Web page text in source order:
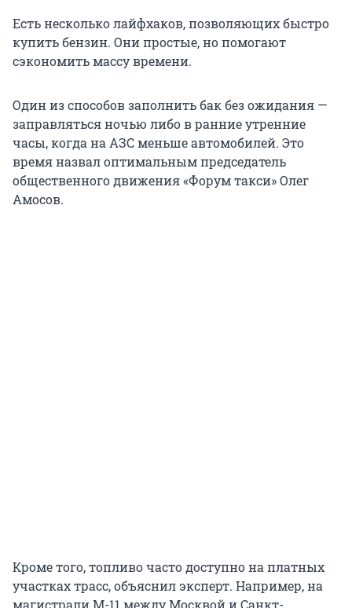
Есть несколько лайфхаков, позволяющих быстро
купить бензин. Они простые, но помогают
сэкономить массу времени.
Один из способов заполнить бак без ожидания —
заправляться ночью либо в ранние утренние
часы, когда на АЗС меньше автомобилей. Это
время назвал оптимальным председатель
общественного движения «Форум такси» Олег
Амосов.
Кроме того, топливо часто доступно на платных
участках трасс, объяснил эксперт. Например, на
магистрали М-11 между Москвой и Санкт-